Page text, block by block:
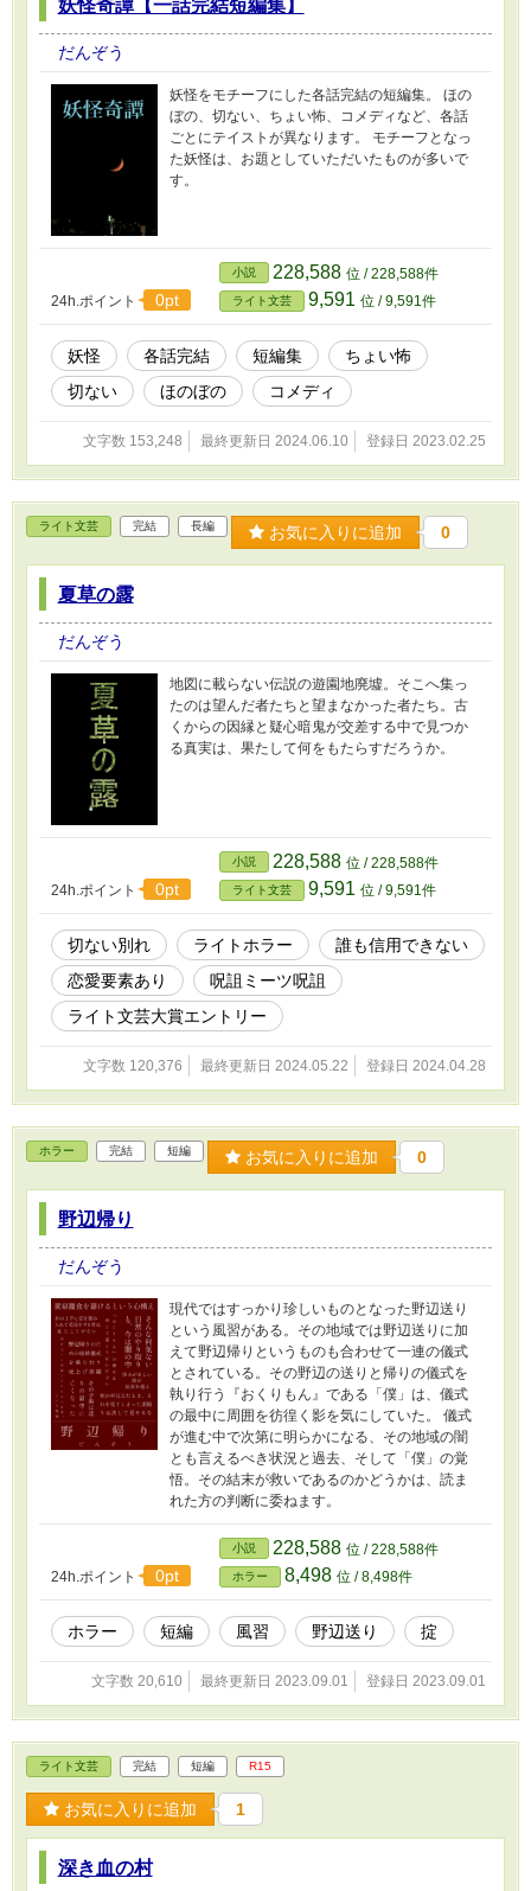
妖怪奇譚【一話完結短編集】
だんぞう
妖怪をモチーフにした各話完結の短編集。 ほの
ぼの、切ない、ちょい怖、コメディなど、各話
ごとにテイストが異なります。 モチーフとなっ
た妖怪は、お題としていただいたものが多いで
す。
24h.ポイント 0pt
小説 228,588 位 / 228,588件
ライト文芸 9,591 位 / 9,591件
妖怪 各話完結 短編集
ちょい怖
切ない
ほのぼの コメディ
文字数 153,248 最終更新日 2024.06.10 登録日 2023.02.25
ライト文芸 完結 長編 お気に入りに追加 0
夏草の露
だんぞう
地図に載らない伝説の遊園地廃墟。そこへ集っ
たのは望んだ者たちと望まなかった者たち。古
くからの因縁と疑心暗鬼が交差する中で見つか
る真実は、果たして何をもたらすだろうか。
24h.ポイント 0pt
小説 228,588 位 / 228,588件
ライト文芸 9,591 位 / 9,591件
切ない別れ ライトホラー
誰も信用できない
恋愛要素あり
呪詛ミーツ呪詛
ライト文芸大賞エントリー
文字数 120,376 最終更新日 2024.05.22 登録日 2024.04.28
ホラー 完結 短編 お気に入りに追加 0
野辺帰り
だんぞう
現代ではすっかり珍しいものとなった野辺送り
という風習がある。その地域では野辺送りに加
えて野辺帰りというものも合わせて一連の儀式
とされている。その野辺の送りと帰りの儀式を
執り行う『おくりもん』である「僕」は、儀式
の最中に周囲を彷徨く影を気にしていた。 儀式
が進む中で次第に明らかになる、その地域の闇
とも言えるべき状況と過去、そして「僕」の覚
悟。その結末が救いであるのかどうかは、読ま
れた方の判断に委ねます。
24h.ポイント 0pt
小説 228,588 位 / 228,588件
ホラー 8,498 位 / 8,498件
ホラー 短編 風習 野辺送り 掟
文字数 20,610 最終更新日 2023.09.01 登録日 2023.09.01
ライト文芸 完結 短編 R15
お気に入りに追加 1
深き血の村